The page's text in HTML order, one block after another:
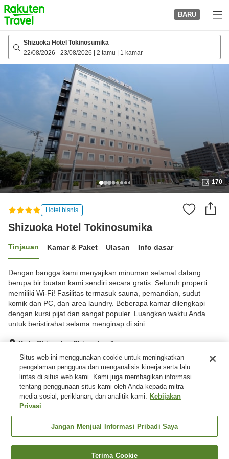
to
top
page
BARU
Shizuoka Hotel Tokinosumika
22/08/2026 - 23/08/2026 2 tamu 1 kamar
170
Hotel bisnis
Shizuoka Hotel Tokinosumika
Tinjauan Kamar & Paket Ulasan Info dasar
Dengan bangga kami menyajikan minuman selamat datang
berupa bir buatan kami sendiri secara gratis. Seluruh properti
memiliki Wi-Fi! Fasilitas termasuk sauna, pemandian, sudut
komik dan PC, dan area laundry. Beberapa kamar dilengkapi
dengan kursi pijat dan sangat populer. Luangkan waktu Anda
untuk beristirahat selama menginap di sini.
Kota Shizuoka, Shizuoka, Jepang
Lihat di peta
Sangat baik Ulasan: 296
Fasilitas properti
Wi-Fi
Sauna
Mesin penjual otomatis
Situs web ini menggunakan cookie untuk meningkatkan
pengalaman pengguna dan menganalisis kinerja serta lalu
lintas di situs web kami. Kami juga membagikan informasi
tentang penggunaan situs kami oleh Anda kepada mitra
media sosial, periklanan, dan analitik kami. Kebijakan
Privasi
Jangan Menjual Informasi Pribadi Saya
Terima Cookie